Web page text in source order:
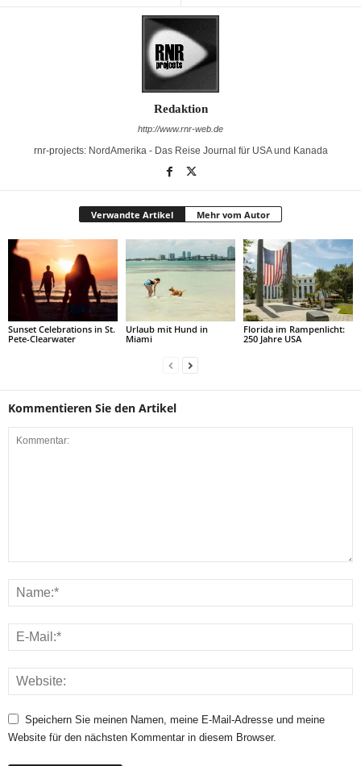
Redaktion
http://www.rnr-web.de
rnr-projects: NordAmerika - Das Reise Journal für USA und Kanada
Verwandte Artikel Mehr vom Autor
Sunset Celebrations in St.
Pete-Clearwater
Urlaub mit Hund in
Miami
Florida im Rampenlicht:
250 Jahre USA
Kommentieren Sie den Artikel
Speichern Sie meinen Namen, meine E-Mail-Adresse und meine
Website für den nächsten Kommentar in diesem Browser.